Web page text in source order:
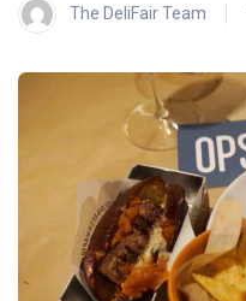
The DeliFair Team